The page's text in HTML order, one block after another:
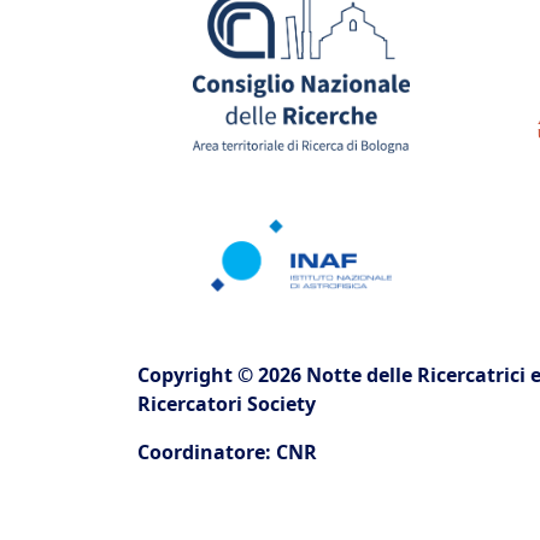
Copyright © 2026 Notte delle Ricercatrici
Ricercatori Society
Coordinatore: CNR